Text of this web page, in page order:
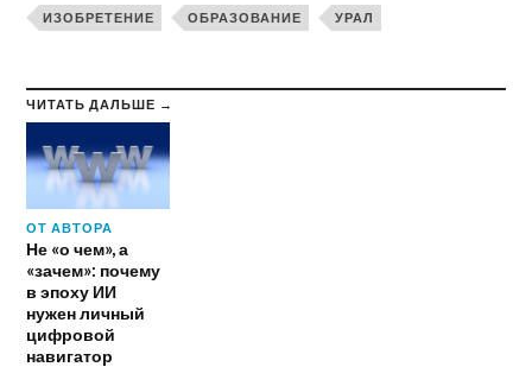
ИЗОБРЕТЕНИЕ ОБРАЗОВАНИЕ УРАЛ
ЧИТАТЬ ДАЛЬШЕ →
ОТ АВТОРА
Не «о чем», а
«зачем»: почему
в эпоху ИИ
нужен личный
цифровой
навигатор